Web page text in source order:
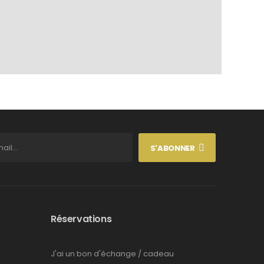
S'ABONNER
Réservations
J'ai un bon d'échange / cadeau